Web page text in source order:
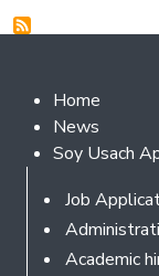
Footer 2
Home
News
Soy Usach
Footer
Job
Academic